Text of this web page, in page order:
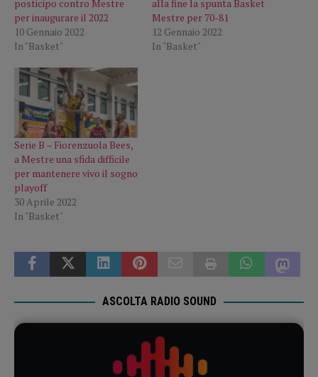
posticipo contro Mestre
per inaugurare il 2022
10 Gennaio 2022
In "Basket"
alla fine la spunta Basket
Mestre per 70-81
12 Gennaio 2022
In "Basket"
Serie B – Fiorenzuola Bees,
a Mestre una sfida difficile
per mantenere vivo il sogno
playoff
30 Aprile 2022
In "Basket"
ASCOLTA RADIO SOUND